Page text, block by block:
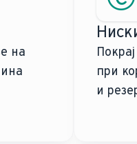
на
при
и